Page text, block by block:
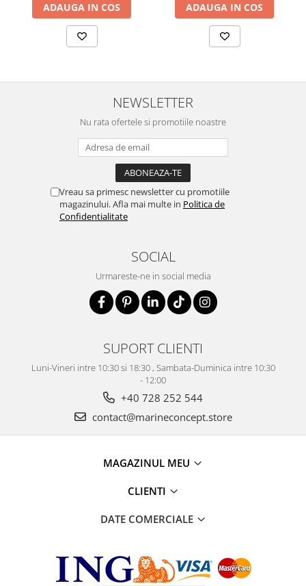
ADAUGA IN COS ADAUGA IN COS
NEWSLETTER
Nu rata ofertele si promotiile noastre
Vreau sa primesc newsletter cu promotiile
magazinului. Afla mai multe in Politica de
Confidentialitate
SOCIAL
Urmareste-ne in social media
SUPORT CLIENTI
Luni-Vineri intre 10:30 si 18:30 , Sambata-Duminica intre 10:30
- 12:00
+40 728 252 544
contact@marineconcept.store
MAGAZINUL MEU
CLIENTI
DATE COMERCIALE